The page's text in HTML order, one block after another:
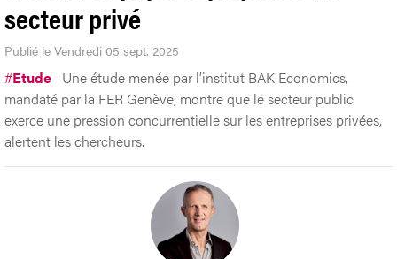
secteur privé
Publié le Vendredi 05 sept. 2025
#Etude Une étude menée par l’institut BAK Economics,
mandaté par la FER Genève, montre que le secteur public
exerce une pression concurrentielle sur les entreprises privées,
alertent les chercheurs.